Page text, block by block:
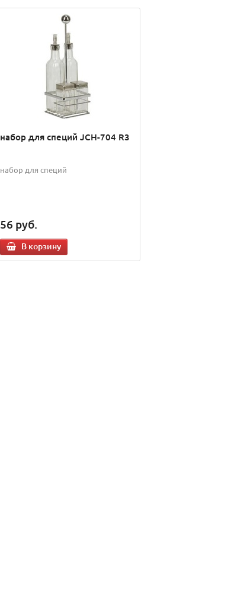
набор для специй JCH-704 R3
набор для специй
56 руб.
В корзину